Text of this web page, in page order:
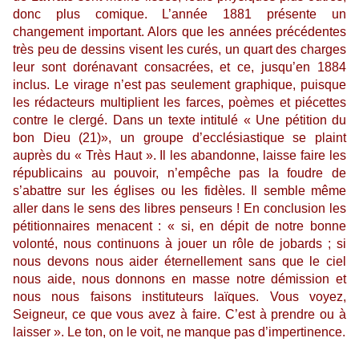
donc plus comique. L’année 1881 présente un
changement important. Alors que les années précédentes
très peu de dessins visent les curés, un quart des charges
leur sont dorénavant consacrées, et ce, jusqu’en 1884
inclus. Le virage n’est pas seulement graphique, puisque
les rédacteurs multiplient les farces, poèmes et piécettes
contre le clergé. Dans un texte intitulé « Une pétition du
bon Dieu (21)», un groupe d’ecclésiastique se plaint
auprès du « Très Haut ». Il les abandonne, laisse faire les
républicains au pouvoir, n’empêche pas la foudre de
s’abattre sur les églises ou les fidèles. Il semble même
aller dans le sens des libres penseurs ! En conclusion les
pétitionnaires menacent : « si, en dépit de notre bonne
volonté, nous continuons à jouer un rôle de jobards ; si
nous devons nous aider éternellement sans que le ciel
nous aide, nous donnons en masse notre démission et
nous nous faisons instituteurs laïques. Vous voyez,
Seigneur, ce que vous avez à faire. C’est à prendre ou à
laisser ». Le ton, on le voit, ne manque pas d’impertinence.